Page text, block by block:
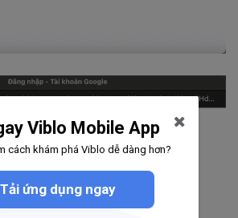
Viblo Mobile App
cách khám phá Viblo dễ dàng hơn?
Tải ứng dụng ngay